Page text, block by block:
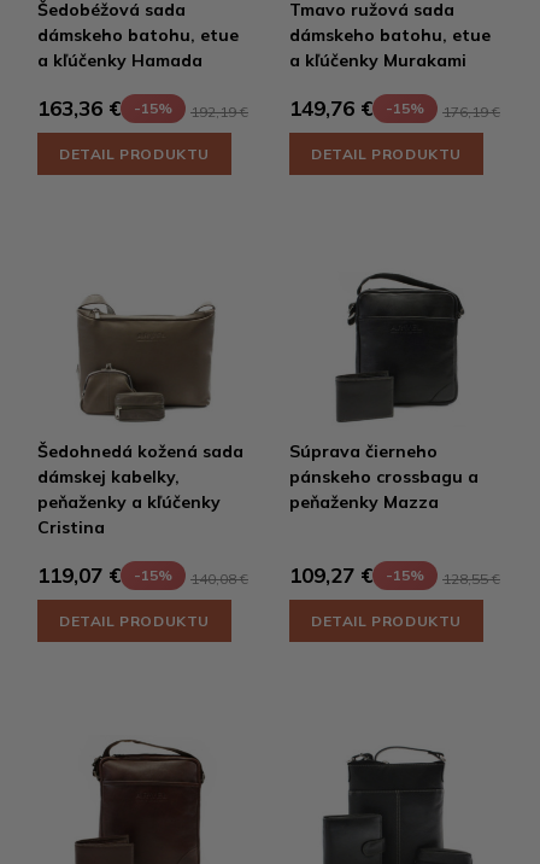
Šedobéžová sada
dámskeho batohu, etue
a kľúčenky Hamada
163,36 € -15% 192,19 €
DETAIL PRODUKTU
Tmavo ružová sada
dámskeho batohu, etue
a kľúčenky Murakami
149,76 € -15% 176,19 €
DETAIL PRODUKTU
Šedohnedá kožená sada
dámskej kabelky,
peňaženky a kľúčenky
Cristina
119,07 € -15% 140,08 €
DETAIL PRODUKTU
Súprava čierneho
pánskeho crossbagu a
peňaženky Mazza
109,27 € -15% 128,55 €
DETAIL PRODUKTU